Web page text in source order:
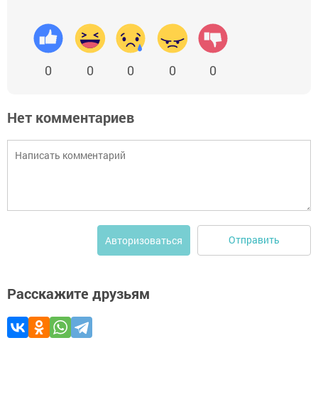
0 0 0 0 0
Нет комментариев
Авторизоваться Отправить
Расскажите друзьям